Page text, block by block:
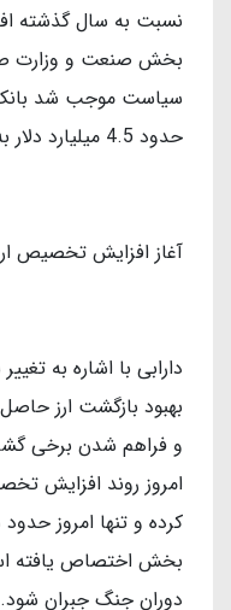
نسبت به سال گذشته
بخش صنعت و وزارت
سیاست موجب شد
حدود 4.5 میلیارد دلار به ذخایر ارزی کشور اضافه کند.
آغاز افزایش تخصیص
دارابی با اشاره به
بهبود بازگشت ارز
و فراهم شدن برخی
امروز روند افزایش
کرده و تنها امروز
بخش اختصاص یافته
دوران جنگ جبران شود.